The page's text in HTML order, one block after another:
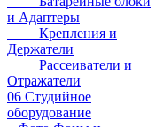
и Адаптеры
Крепления и
Держатели
Рассеиватели и
Отражатели
06 Студийное
оборудование